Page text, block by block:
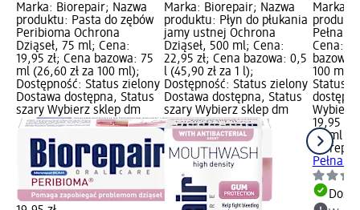
Marka: Biorepair; Nazwa
produktu: Pasta do zębów
Peribioma Ochrona
Dziąseł, 75 ml; Cena:
19,95 zł; Cena bazowa: 75
ml (26,60 zł za 100 ml);
Dostępność: Status zielony
Dostawa dostępna, Status
szary Wybierz sklep dm
Marka: Biorepair; Nazwa
produktu: Płyn do płukania
jamy ustnej Ochrona
Dziąseł, 500 ml; Cena:
22,95 zł; Cena bazowa: 0,5
l (45,90 zł za 1 l);
Dostępność: Status zielony
Dostawa dostępna, Status
szary Wybierz sklep dm
Marka:
Pełna
Cena:
bazowa:
100 ml);
Status
Wybierz
19,95 zł
75 ml
Pełna